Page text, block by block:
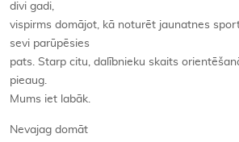
divi gadi,
vispirms domājot, kā noturēt jaunatnes
sevi parūpēsies
pats. Starp citu, dalībnieku skaits
pieaug.
Mums iet labāk.
Nevajag domāt